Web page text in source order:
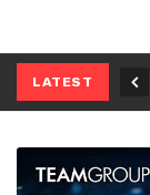
LATEST